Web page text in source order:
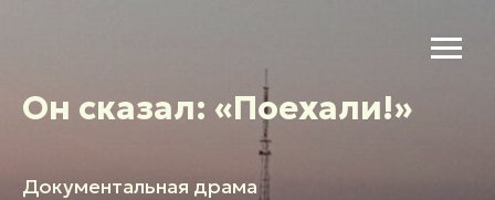
Он сказал: «Поехали!»
Документальная драма